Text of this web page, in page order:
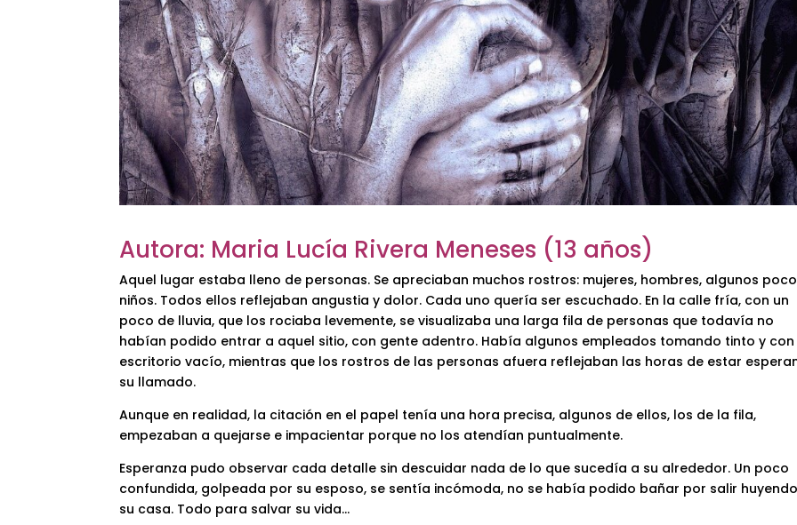
Autora: Maria Lucía Rivera Meneses (13 años)
Aquel lugar estaba lleno de personas. Se apreciaban muchos rostros: mujeres, hombres, algunos
niños. Todos ellos reflejaban angustia y dolor. Cada uno quería ser escuchado. En la calle fría, con un
poco de lluvia, que los rociaba levemente, se visualizaba una larga fila de personas que todavía no
habían podido entrar a aquel sitio, con gente adentro. Había algunos empleados tomando tinto y con
escritorio vacío, mientras que los rostros de las personas afuera reflejaban las horas de estar
su llamado.
Aunque en realidad, la citación en el papel tenía una hora precisa, algunos de ellos, los de la fila,
empezaban a quejarse e impacientar porque no los atendían puntualmente.
Esperanza pudo observar cada detalle sin descuidar nada de lo que sucedía a su alrededor. Un poco
confundida, golpeada por su esposo, se sentía incómoda, no se había podido bañar por salir
su casa. Todo para salvar su vida…